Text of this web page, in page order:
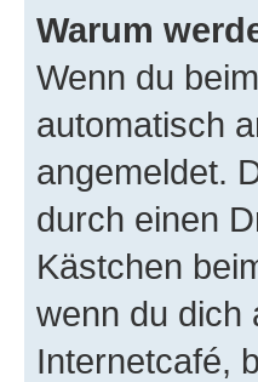
Warum
Wenn du
automatisch
angemeldet.
durch einen
Kästchen
wenn du dich
Internetcafé,